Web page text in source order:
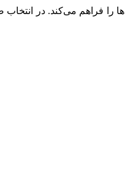
را فراهم می‌کند. در